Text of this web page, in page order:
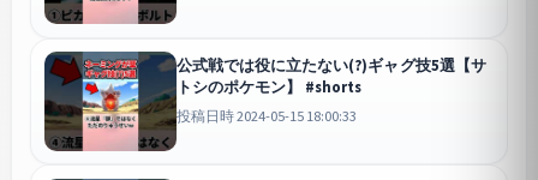
公式戦では役に立たない(?)ギャグ技5選【サ
トシのポケモン】 #shorts
投稿日時 2024-05-15 18:00:33